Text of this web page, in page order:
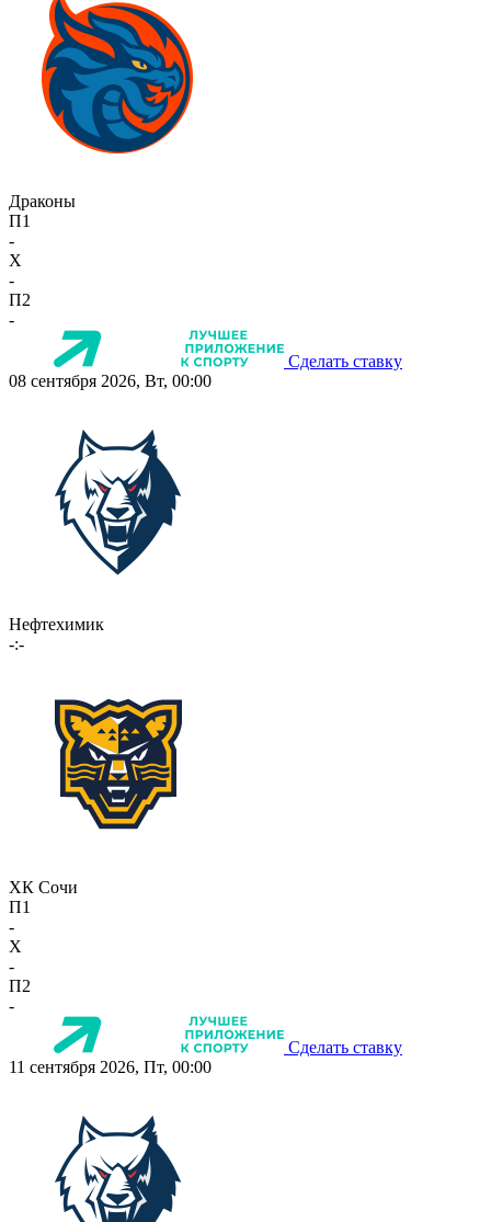
Драконы
П1
-
X
-
П2
-
Сделать ставку
08 сентября 2026, Вт, 00:00
Нефтехимик
-:-
ХК Сочи
П1
-
X
-
П2
-
Сделать ставку
11 сентября 2026, Пт, 00:00